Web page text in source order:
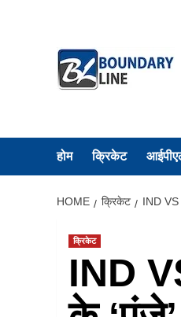
होम क्रिकेट
HOME क्रिकेट IND VS
क्रिकेट
IND